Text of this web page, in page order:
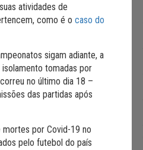
atividades de
como é o caso do
sigam adiante, a
tomadas por
no último dia 18 –
das partidas após
por Covid-19 no
pelo futebol do país